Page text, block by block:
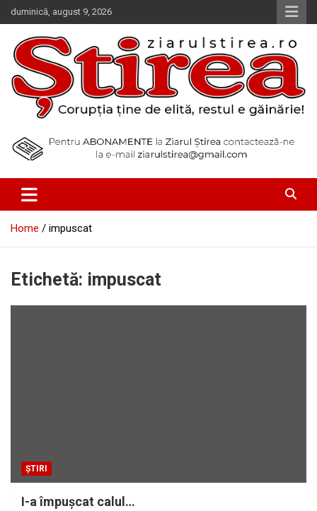
Skip
to
content
duminică, august 9, 2026
Ziarul Știrea
Home impuscat
Etichetă: impuscat
ȘTIRI
I-a împuşcat calul…